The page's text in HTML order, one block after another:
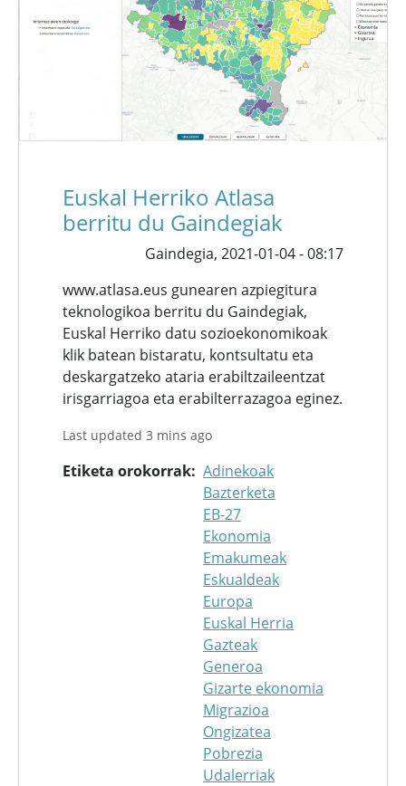
Euskal Herriko Atlasa
berritu du Gaindegiak
Gaindegia, 2021-01-04 - 08:17
www.atlasa.eus gunearen azpiegitura
teknologikoa berritu du Gaindegiak,
Euskal Herriko datu sozioekonomikoak
klik batean bistaratu, kontsultatu eta
deskargatzeko ataria erabiltzaileentzat
irisgarriagoa eta erabilterrazagoa eginez.
Last updated 3 mins ago
Etiketa orokorrak Adinekoak
Bazterketa
EB-27
Ekonomia
Emakumeak
Eskualdeak
Europa
Euskal Herria
Gazteak
Generoa
Gizarte ekonomia
Migrazioa
Ongizatea
Pobrezia
Udalerriak